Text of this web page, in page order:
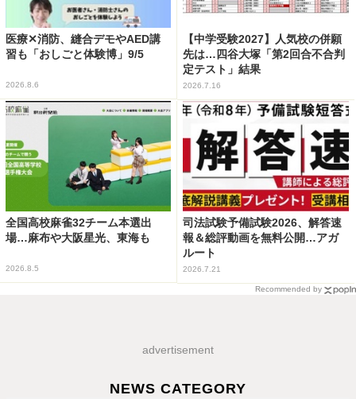
医療✕消防、縫合デモやAED講
習も「おしごと体験博」9/5
2026.8.6
【中学受験2027】人気校の併願
先は…四谷大塚「第2回合不合判
定テスト」結果
2026.7.16
全国高校麻雀32チーム本選出
場…麻布や大阪星光、東海も
2026.8.5
司法試験予備試験2026、解答速
報＆総評動画を無料公開…アガ
ルート
2026.7.21
Recommended by
advertisement
NEWS CATEGORY